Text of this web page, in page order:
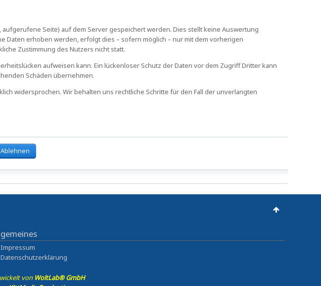
Seite) auf dem Server gespeichert werden. Dies stellt keine Auswertung
Daten erhoben werden, erfolgt dies – sofern möglich – nur mit dem vorherigen
Zustimmung des Nutzers nicht statt.
aufweisen kann. Ein lückenloser Schutz der Daten vor dem Zugriff Dritter kann
Schäden übernehmen.
widersprochen. Wir behalten uns rechtliche Schritte für den Fall der unverlangten
Ablehnen
Impressum
Datenschutzerklärung
von WoltLab® GmbH